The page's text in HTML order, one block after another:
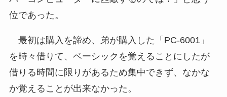
位であった。
最初は購入を諦め、弟が購入した「PC-6001」
を時々借りて、ベーシックを覚えることにしたが
借りる時間に限りがあるため集中できず、なかな
か覚えることが出来なかった。